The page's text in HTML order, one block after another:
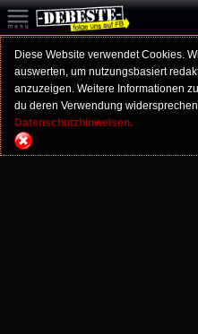
Diese Website verwendet Cookies.
auswerten, um nutzungsbasiert
anzuzeigen. Weitere Informationen
du deren Verwendung
Datenschutzhinweisen.